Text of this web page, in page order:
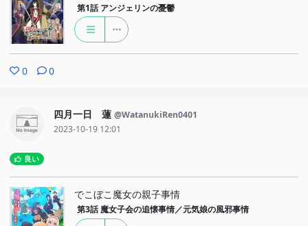
第1話 アンジェリンの憂鬱
0 0
四月一日 蓮 @WatanukiRen0401
2023-10-19 12:01
良い
でこぼこ魔女の親子事情
第3話 魔女子会の追懐事情／元気娘の風邪事情